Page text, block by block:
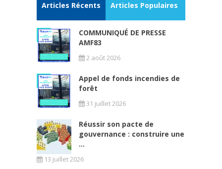
Articles Récents Articles Populaires
COMMUNIQUÉ DE PRESSE
AMF83
2 août 2026
Appel de fonds incendies de
forêt
31 juillet 2026
Réussir son pacte de
gouvernance : construire une
...
13 juillet 2026